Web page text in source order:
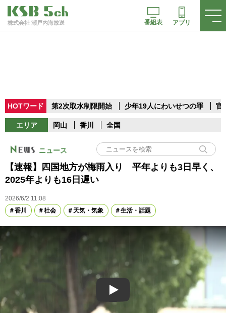
株式会社 瀬戸内海放送 番組表 アプリ
HOTワード 第2次取水制限開始 少年19人にわいせつの罪 官
エリア 岡山 香川 全国
ニュース
【速報】四国地方が梅雨入り 平年よりも3日早く、
2025年よりも16日遅い
2026/6/2 11:08
香川
社会 天気・気象 生活・話題
Play